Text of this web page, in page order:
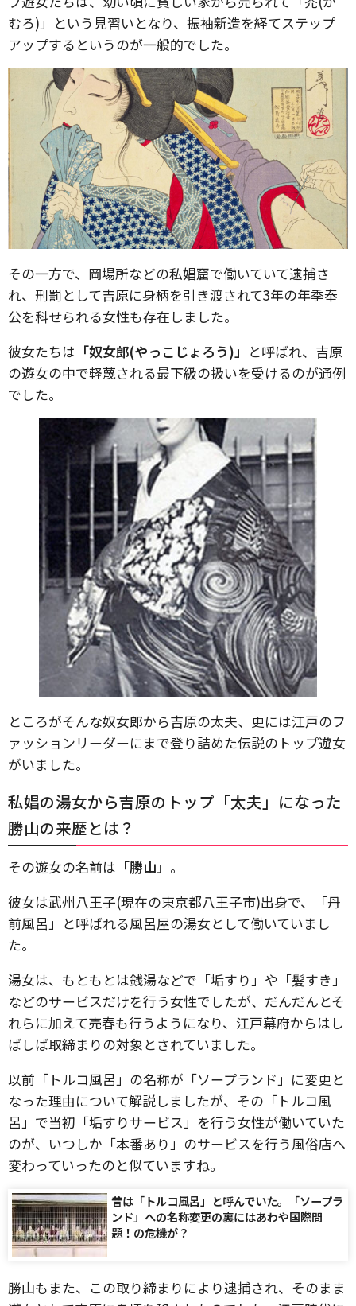
むろ)」という見習いとなり、振袖新造を経てステップ
アップするというのが一般的でした。
その一方で、岡場所などの私娼窟で働いていて逮捕さ
れ、刑罰として吉原に身柄を引き渡されて3年の年季奉
公を科せられる女性も存在しました。
彼女たちは 「奴女郎(やっこじょろう)」 と呼ばれ、吉原
の遊女の中で軽蔑される最下級の扱いを受けるのが通例
でした。
ところがそんな奴女郎から吉原の太夫、更には江戸のフ
ァッションリーダーにまで登り詰めた伝説のトップ遊女
がいました。
私娼の湯女から吉原のトップ「太夫」になった
勝山の来歴とは？
その遊女の名前は 「勝山」 。
彼女は武州八王子(現在の東京都八王子市)出身で、「丹
前風呂」と呼ばれる風呂屋の湯女として働いていまし
た。
湯女は、もともとは銭湯などで「垢すり」や「髪すき」
などのサービスだけを行う女性でしたが、だんだんとそ
れらに加えて売春も行うようになり、江戸幕府からはし
ばしば取締まりの対象とされていました。
以前「トルコ風呂」の名称が「ソープランド」に変更と
なった理由について解説しましたが、その「トルコ風
呂」で当初「垢すりサービス」を行う女性が働いていた
のが、いつしか「本番あり」のサービスを行う風俗店へ
変わっていったのと似ていますね。
昔は「トルコ風呂」と呼んでいた。「ソープラ
ンド」への名称変更の裏にはあわや国際問
題！の危機が？
勝山もまた、この取り締まりにより逮捕され、そのまま